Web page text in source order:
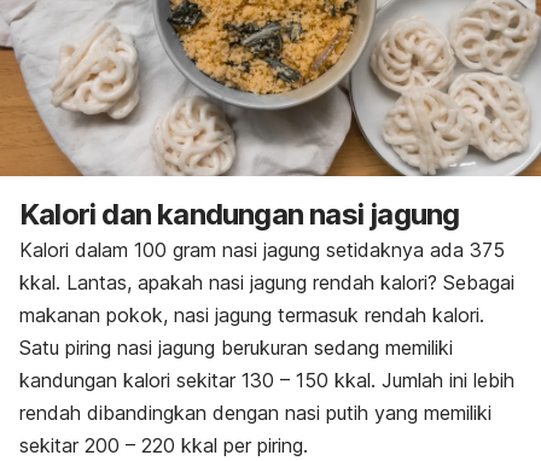
Kalori dan kandungan nasi jagung
Kalori dalam 100 gram nasi jagung setidaknya ada 375
kkal. Lantas, apakah nasi jagung rendah kalori? Sebagai
makanan pokok, nasi jagung termasuk rendah kalori.
Satu piring nasi jagung berukuran sedang memiliki
kandungan kalori sekitar 130 – 150 kkal. Jumlah ini lebih
rendah dibandingkan dengan nasi putih yang memiliki
sekitar 200 – 220 kkal per piring.